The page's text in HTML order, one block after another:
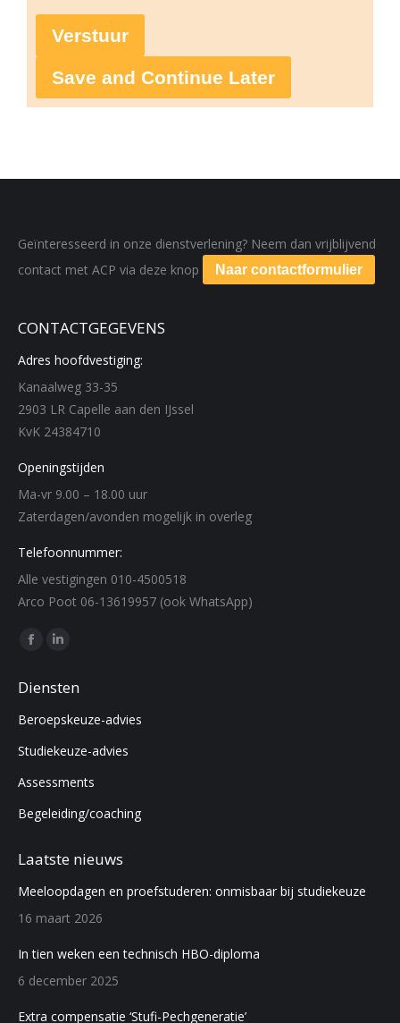
Save and Continue Later
Geïnteresseerd in onze dienstverlening? Neem dan vrijblijvend
contact met ACP via deze knop
Naar contactformulier
CONTACTGEGEVENS
Adres hoofdvestiging:
Kanaalweg 33-35
2903 LR Capelle aan den IJssel
KvK 24384710
Openingstijden
Ma-vr 9.00 – 18.00 uur
Zaterdagen/avonden mogelijk in overleg
Telefoonnummer:
Alle vestigingen 010-4500518
Arco Poot 06-13619957 (ook WhatsApp)
Find us on:
Facebook
opens
in
new
opens
in
Diensten
Beroepskeuze-advies
Studiekeuze-advies
Assessments
Begeleiding/coaching
Laatste nieuws
Meeloopdagen en proefstuderen: onmisbaar bij studiekeuze
16 maart 2026
In tien weken een technisch HBO-diploma
6 december 2025
Extra compensatie ‘Stufi-Pechgeneratie’